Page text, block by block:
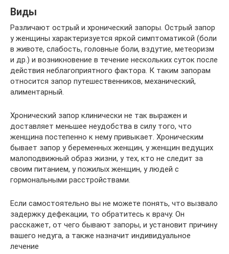
Виды
Различают острый и хронический запоры. Острый запор
у женщины характеризуется яркой симптоматикой (боли
в животе, слабость, головные боли, вздутие, метеоризм
и др.) и возникновение в течение нескольких суток после
действия неблагоприятного фактора. К таким запорам
относится запор путешественников, механический,
алиментарный.
Хронический запор клинически не так выражен и
доставляет меньшее неудобства в силу того, что
женщина постепенно к нему привыкает. Хроническим
бывает запор у беременных женщин, у женщин ведущих
малоподвижный образ жизни, у тех, кто не следит за
своим питанием, у пожилых женщин, у людей с
гормональными расстройствами.
Если самостоятельно вы не можете понять, что вызвало
задержку дефекации, то обратитесь к врачу. Он
расскажет, от чего бывают запоры, и установит причину
вашего недуга, а также назначит индивидуальное
лечение